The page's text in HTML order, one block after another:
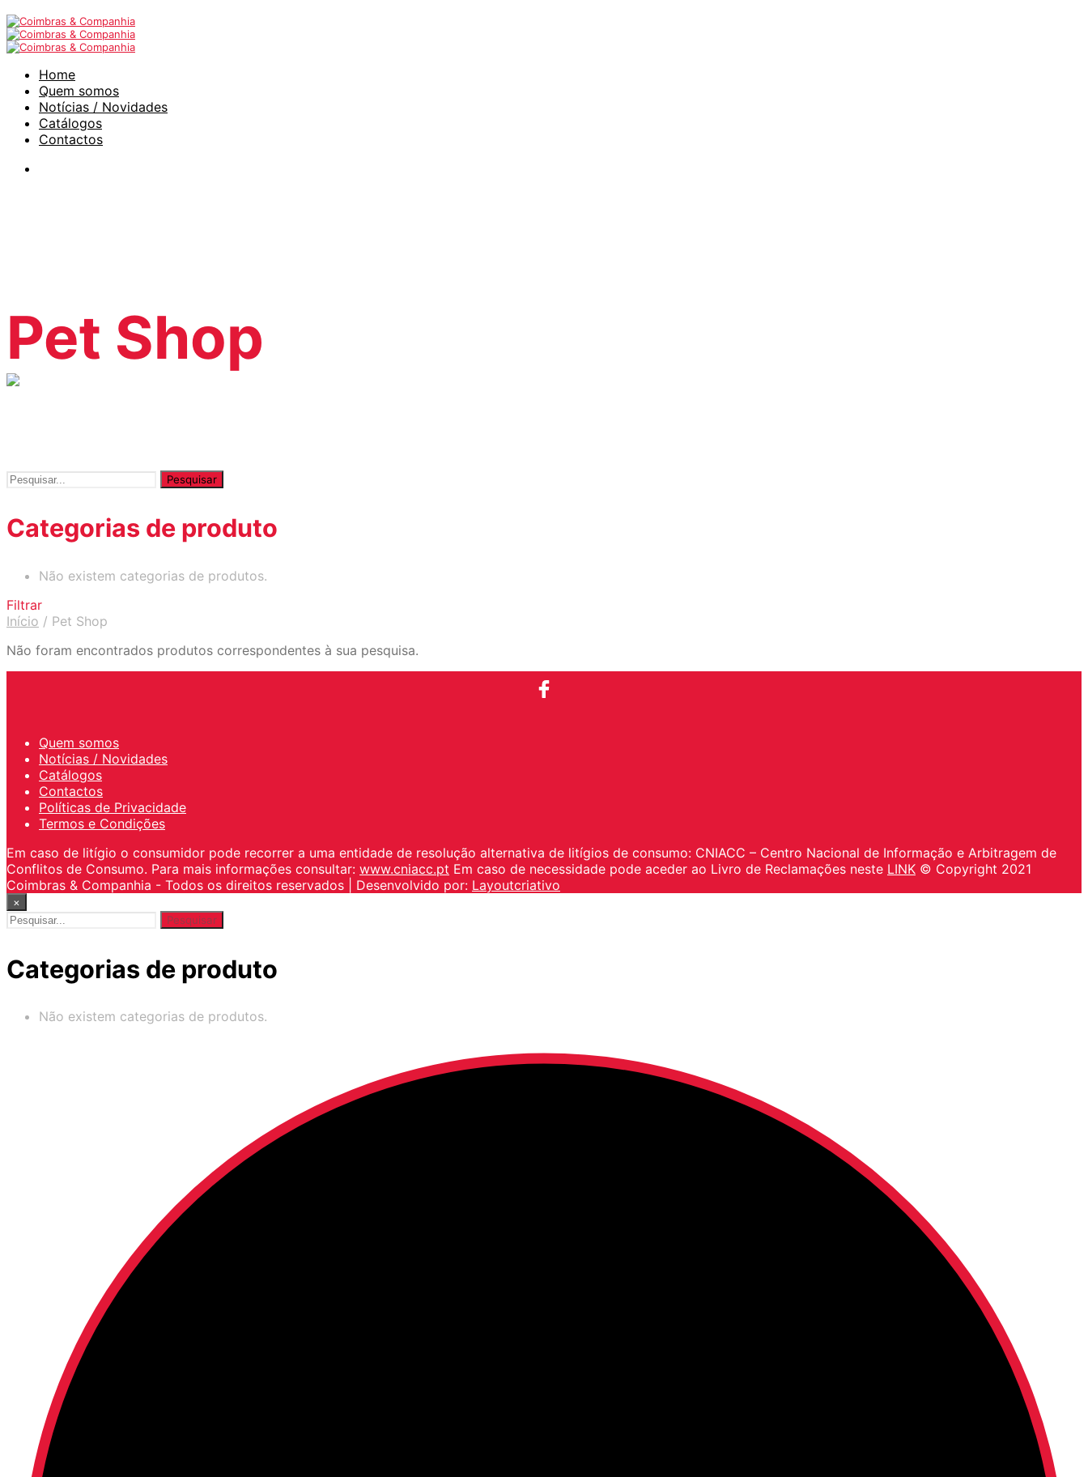
Home
Quem somos
Notícias / Novidades
Catálogos
Contactos
Pet Shop
Pesquisar
Categorias de produto
Não existem categorias de produtos.
Filtrar
Início / Pet Shop
Não foram encontrados produtos correspondentes à sua pesquisa.
Quem somos
Notícias / Novidades
Catálogos
Contactos
Políticas de Privacidade
Termos e Condições
Em caso de litígio o consumidor pode recorrer a uma entidade de resolução alternativa de litígios de consumo: CNIACC – Centro Nacional de Informação e Arbitragem de
Conflitos de Consumo. Para mais informações consultar: www.cniacc.pt Em caso de necessidade pode aceder ao Livro de Reclamações neste LINK © Copyright 2021
Coimbras & Companhia - Todos os direitos reservados | Desenvolvido por: Layoutcriativo
×
Pesquisar
Categorias de produto
Não existem categorias de produtos.